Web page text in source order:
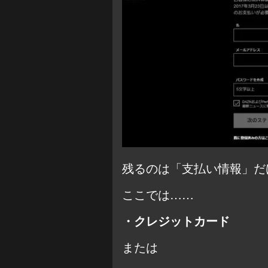
残るのは「支払い情報」
ここでは……
・クレジットカード
または